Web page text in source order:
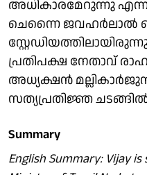
അധികാരമേറുന്നു
ചെന്നൈ
പ്രതിപക്ഷ നേതാവ്
അധ്യക്ഷന്‍
സത്യപ്രതിജ്ഞ
Summary
English Summary: Vijay